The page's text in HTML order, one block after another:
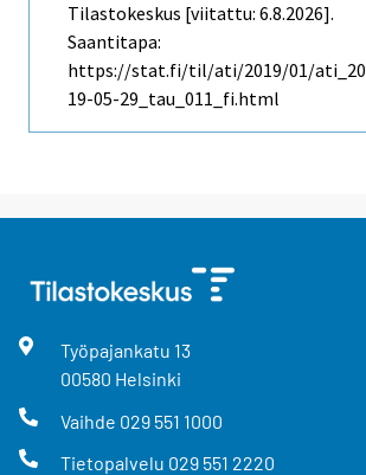
Tilastokeskus [viitattu: 6.8.2026].
Saantitapa:
https://stat.fi/til/ati/2019/01/
19-05-29_tau_011_fi.html
Työpajankatu 13
00580 Helsinki
Vaihde 029 551 1000
Tietopalvelu 029 551 2220